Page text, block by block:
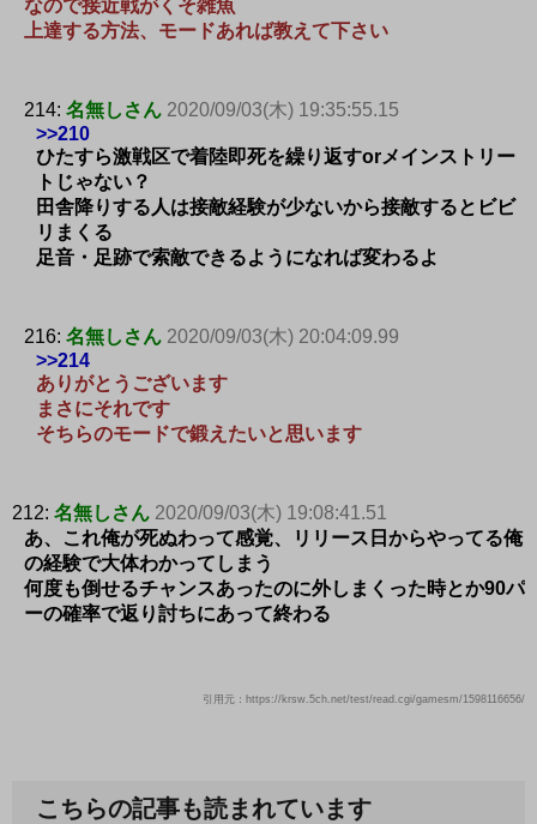
なので接近戦がくそ雑魚
上達する方法、モードあれば教えて下さい
214: 名無しさん 2020/09/03(木) 19:35:55.15
>>210
ひたすら激戦区で着陸即死を繰り返すorメインストリー
トじゃない？
田舎降りする人は接敵経験が少ないから接敵するとビビ
リまくる
足音・足跡で索敵できるようになれば変わるよ
216: 名無しさん 2020/09/03(木) 20:04:09.99
>>214
ありがとうございます
まさにそれです
そちらのモードで鍛えたいと思います
212: 名無しさん 2020/09/03(木) 19:08:41.51
あ、これ俺が死ぬわって感覚、リリース日からやってる俺
の経験で大体わかってしまう
何度も倒せるチャンスあったのに外しまくった時とか90パ
ーの確率で返り討ちにあって終わる
引用元：https://krsw.5ch.net/test/read.cgi/gamesm/1598116656/
こちらの記事も読まれています